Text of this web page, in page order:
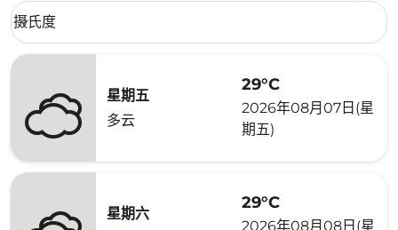
Weather unit option 摄氏度 Selected
摄氏度
keyboard_arrow_down
星期五
多云
29°C
2026年08月07日(星
期五)
星期六
29°C
2026年08月08日(星